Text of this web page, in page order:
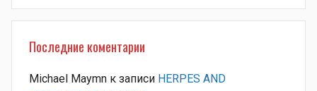
Последние коментарии
Michael Maymn к записи HERPES AND